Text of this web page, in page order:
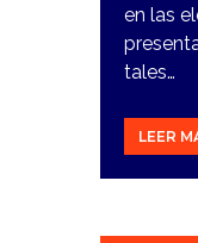
en las
tales…
LEER
27